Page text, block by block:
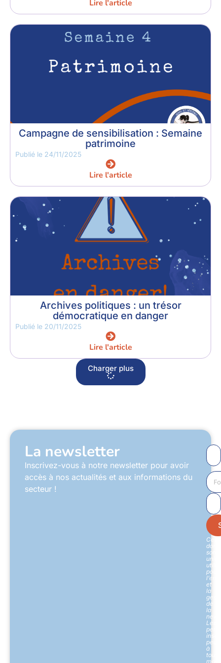
Lire l'article
Campagne de sensibilisation : Semaine
patrimoine
Publié le 24/11/2025
Lire l'article
Archives politiques : un trésor
démocratique en danger
Publié le 20/11/2025
Lire l'article
Charger plus
La newsletter
Inscrivez-vous à notre newsletter pour avoir
accès à nos actualités et aux informations du
secteur !
Ces
sont
pour
et
la
de
la
Les
à
tout